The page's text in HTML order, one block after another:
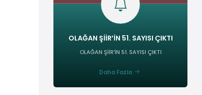
OLAĞAN ŞİİR’İN 51. SAYISI ÇIKTI
OLAĞAN ŞİİR’İN 51. SAYISI ÇIKTI
Daha Fazla